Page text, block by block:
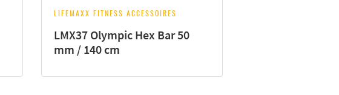
LIFEMAXX FITNESS ACCESSOIRES
LMX37 Olympic Hex Bar 50
mm / 140 cm